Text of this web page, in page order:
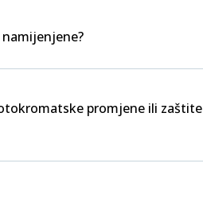
promjene ili zaštite